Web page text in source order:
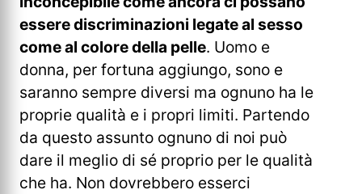
essere discriminazioni legate al sesso
come al colore della pelle. Uomo e
donna, per fortuna aggiungo, sono e
saranno sempre diversi ma ognuno ha le
proprie qualità e i propri limiti. Partendo
da questo assunto ognuno di noi può
dare il meglio di sé proprio per le qualità
che ha. Non dovrebbero esserci